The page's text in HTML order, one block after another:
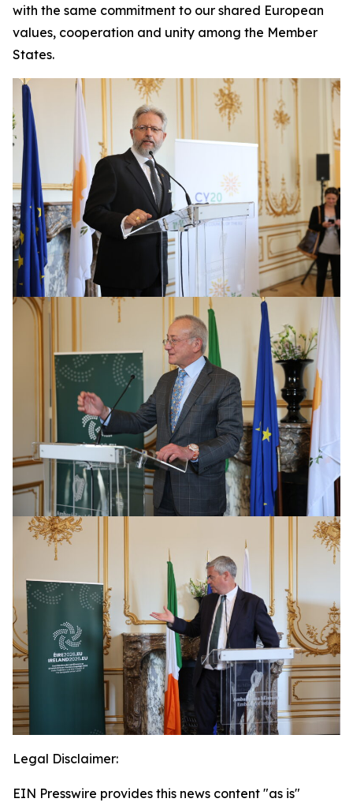
with the same commitment to our shared European
values, cooperation and unity among the Member
States.
Legal Disclaimer:
EIN Presswire provides this news content "as is"